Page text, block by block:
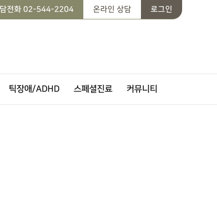
전화 02-544-2204 온라인 상담 로그인
틱장애/ADHD 스페셜진료 커뮤니티